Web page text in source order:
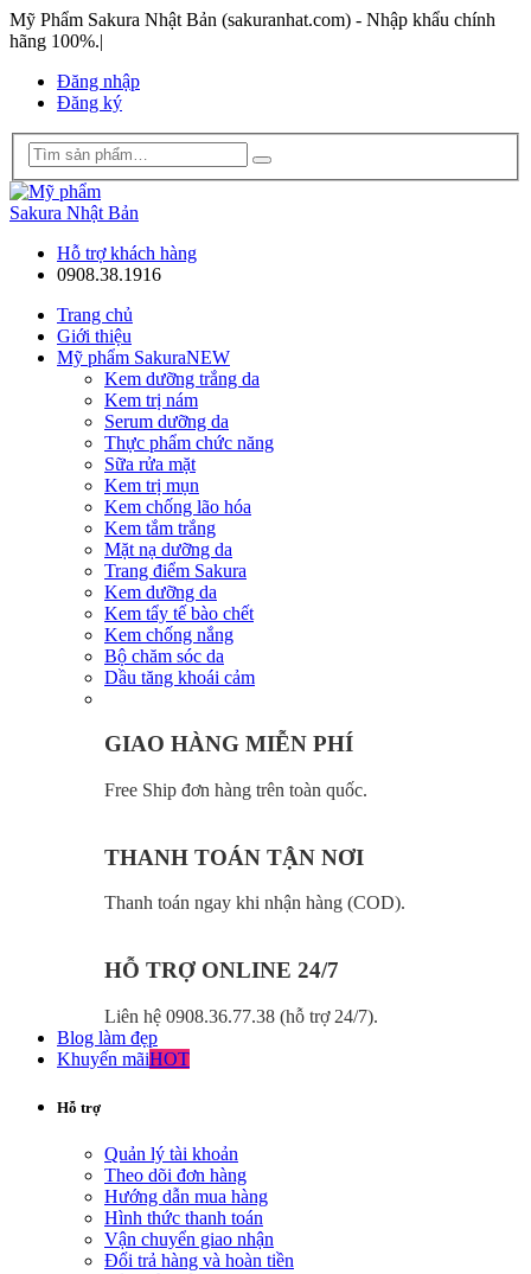
Mỹ Phẩm Sakura Nhật Bản (sakuranhat.com) - Nhập khẩu chính
hãng 100%.|
Đăng nhập
Đăng ký
Hỗ trợ khách hàng
0908.38.1916
Trang chủ
Giới thiệu
Mỹ phẩm SakuraNEW
Kem dưỡng trắng da
Kem trị nám
Serum dưỡng da
Thực phẩm chức năng
Sữa rửa mặt
Kem trị mụn
Kem chống lão hóa
Kem tắm trắng
Mặt nạ dưỡng da
Trang điểm Sakura
Kem dưỡng da
Kem tẩy tế bào chết
Kem chống nắng
Bộ chăm sóc da
Dầu tăng khoái cảm
GIAO HÀNG MIỄN PHÍ
Free Ship đơn hàng trên toàn quốc.
THANH TOÁN TẬN NƠI
Thanh toán ngay khi nhận hàng (COD).
HỖ TRỢ ONLINE 24/7
Liên hệ 0908.36.77.38 (hỗ trợ 24/7).
Blog làm đẹp
Khuyến mãiHOT
Hỗ trợ
Quản lý tài khoản
Theo dõi đơn hàng
Hướng dẫn mua hàng
Hình thức thanh toán
Vận chuyển giao nhận
Đổi trả hàng và hoàn tiền